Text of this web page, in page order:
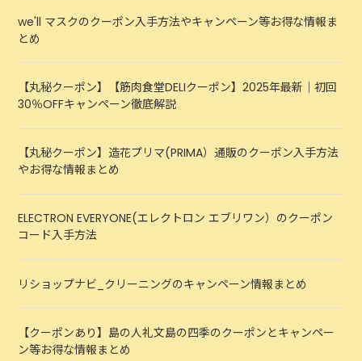
we'll マスクのクーポン入手方法やキャンペーン等お得な情報ま
とめ
【丸秘クーポン】【筋肉食堂DELIクーポン】2025年最新｜初回
30％OFFキャンペーン徹底解説
【丸秘クーポン】造花プリマ(PRIMA）通販のクーポン入手方法
やお得な情報まとめ
ELECTRON EVERYONE(エレクトロン エブリワン）のクーポン
コード入手方法
リショップナビ_クリーニングのキャンペーン情報まとめ
【クーポンあり】島の人礼文島の四季のクーポンとキャンペー
ン等お得な情報まとめ